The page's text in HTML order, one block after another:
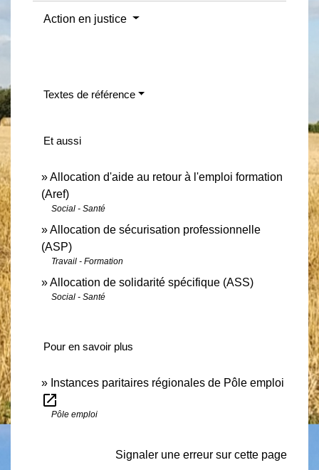
Action en justice
Textes de référence
Et aussi
Allocation d'aide au retour à l'emploi formation
(Aref)
Social - Santé
Allocation de sécurisation professionnelle
(ASP)
Travail - Formation
Allocation de solidarité spécifique (ASS)
Social - Santé
Pour en savoir plus
Instances paritaires régionales de Pôle emploi
open_in_new
Pôle emploi
Signaler une erreur sur cette page